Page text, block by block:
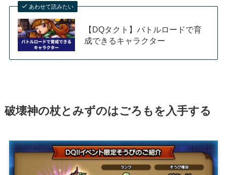
あわせて読みたい
【DQタクト】バトルロードで育
成できるキャラクター
破壊神の杖とみずのはごろもを入手する